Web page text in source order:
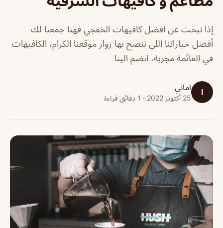
إذا تبحث عن افضل كافيهات الخفجي فهنا جمعنا لك
أفضل خياراتنا اللي ننصح بها زوار موقعنا الكرام، الكافيهات
في القائمة مجربة، انضم الينا
ا اماني
25 أكتوبر 2022 · 1 دقائق قراءة